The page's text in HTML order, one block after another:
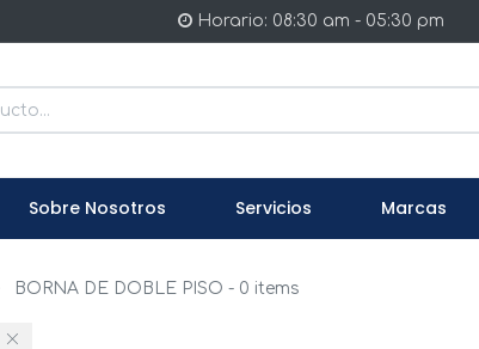
Horario: 08:30 am - 05:30 pm
Sobre Nosotros Servicios Marcas
BORNA DE DOBLE PISO - 0 items